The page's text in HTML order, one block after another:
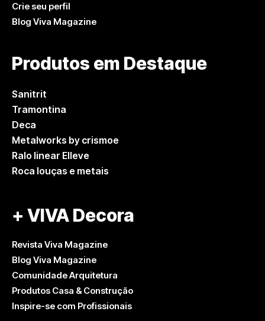
Crie seu perfil
Blog Viva Magazine
Produtos em Destaque
Sanitrit
Tramontina
Deca
Metalworks by crismoe
Ralo linear Elleve
Roca louças e metais
+ VIVA Decora
Revista Viva Magazine
Blog Viva Magazine
Comunidade Arquitetura
Produtos Casa & Construção
Inspire-se com Profissionais